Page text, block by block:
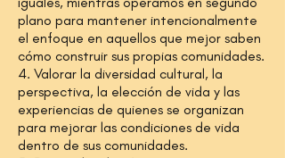
plano para mantener intencionalmente
el enfoque en aquellos que mejor saben
cómo construir sus propias comunidades.
4. Valorar la diversidad cultural, la
perspectiva, la elección de vida y las
experiencias de quienes se organizan
para mejorar las condiciones de vida
dentro de sus comunidades.